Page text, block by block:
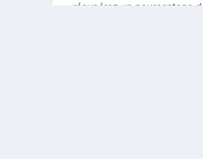
récupérez un pourcentage